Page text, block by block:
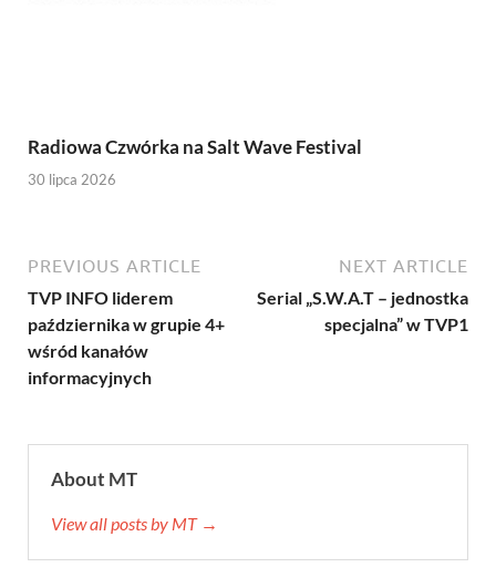
Radiowa Czwórka na Salt Wave Festival
30 lipca 2026
PREVIOUS ARTICLE
TVP INFO liderem
października w grupie 4+
wśród kanałów
informacyjnych
NEXT ARTICLE
Serial „S.W.A.T – jednostka
specjalna” w TVP1
About MT
View all posts by MT →